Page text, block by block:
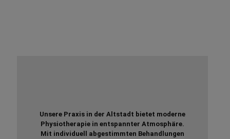
Unsere Praxis in der Altstadt bietet moderne
Physiotherapie in entspannter Atmosphäre.
Mit individuell abgestimmten Behandlungen